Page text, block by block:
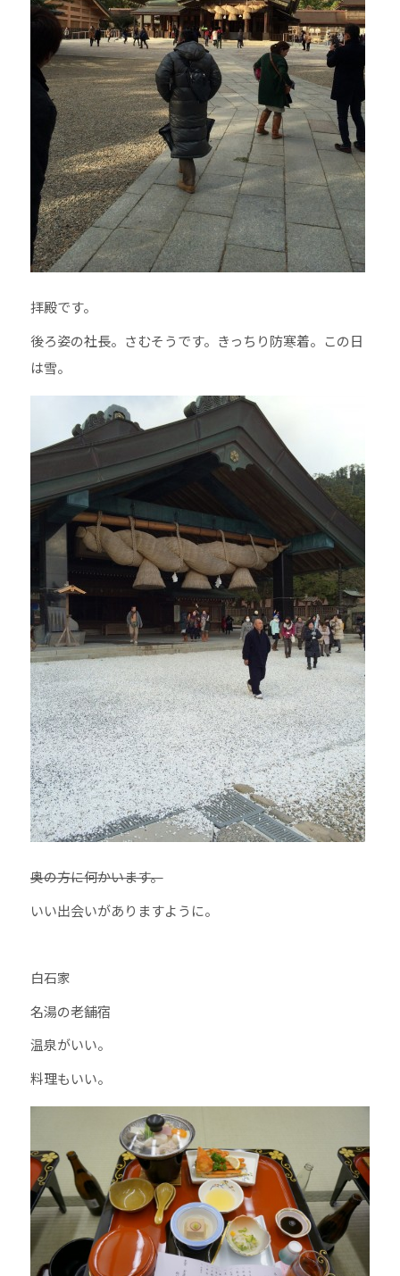
拝殿です。
後ろ姿の社長。さむそうです。きっちり防寒着。この日
は雪。
奥の方に何かいます。
いい出会いがありますように。
白石家
名湯の老舗宿
温泉がいい。
料理もいい。